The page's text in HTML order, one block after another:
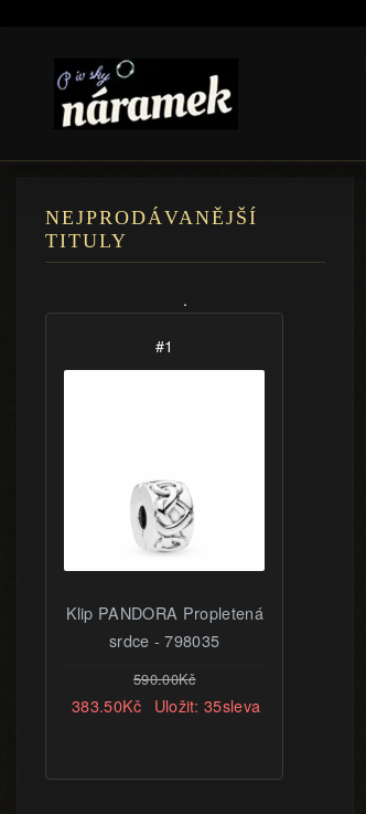
NEJPRODÁVANĚJŠÍ
TITULY
.
#1
Klip PANDORA Propletená
srdce - 798035
590.00Kč
383.50Kč Uložit: 35sleva